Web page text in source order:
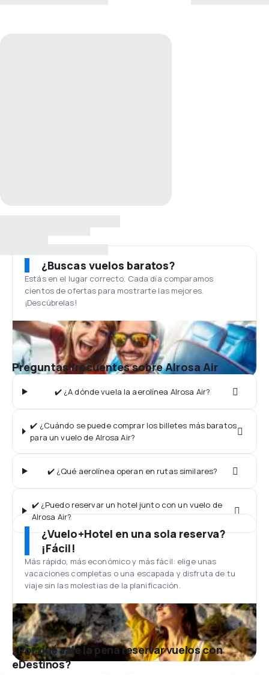
¿Buscas vuelos baratos?
Estás en el lugar correcto. Cada día comparamos
cientos de ofertas para mostrarte las mejores.
¡Descúbrelas!
Preguntas frecuentes sobre Alrosa Air
✔️ ¿A dónde vuela la aerolínea Alrosa Air?
✔️ ¿Cuándo se puede comprar los billetes más baratos
para un vuelo de Alrosa Air?
✔️ ¿Qué aerolínea operan en rutas similares?
✔️ ¿Puedo reservar un hotel junto con un vuelo de
Alrosa Air?
¿Vuelo+Hotel en una sola reserva?
¡Fácil!
Más rápido, más económico y más fácil: elige unas
vacaciones completas o una escapada y disfruta de tu
viaje sin las molestias de la planificación.
¿Por qué vale la pena reservar vuelos con
eDestinos?